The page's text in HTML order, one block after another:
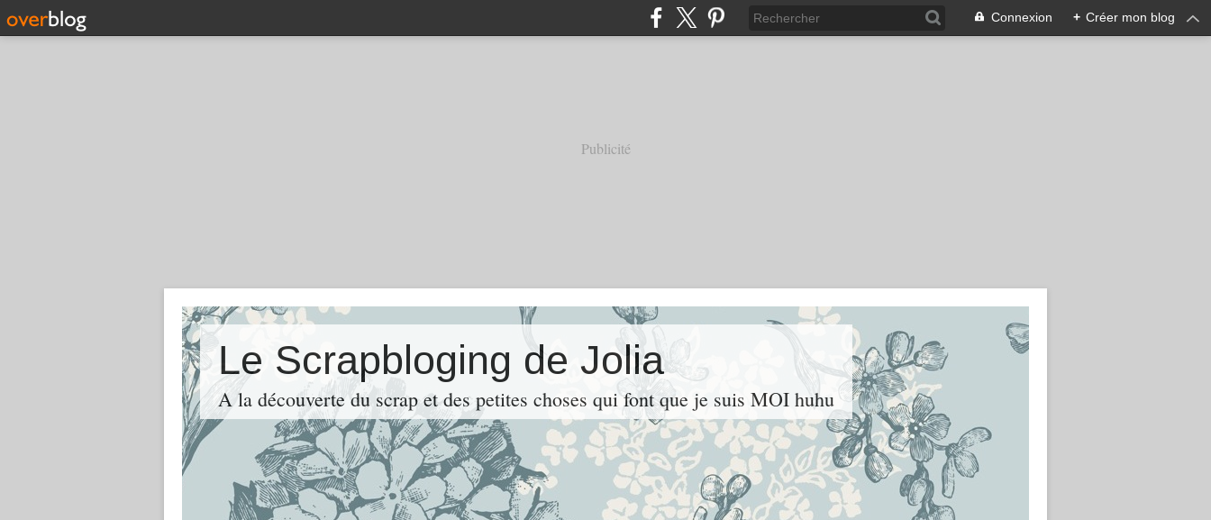
Connexion + Créer mon blog
Publicité
Le Scrapbloging de Jolia
A la découverte du scrap et des petites choses qui font que je suis MOI huhu